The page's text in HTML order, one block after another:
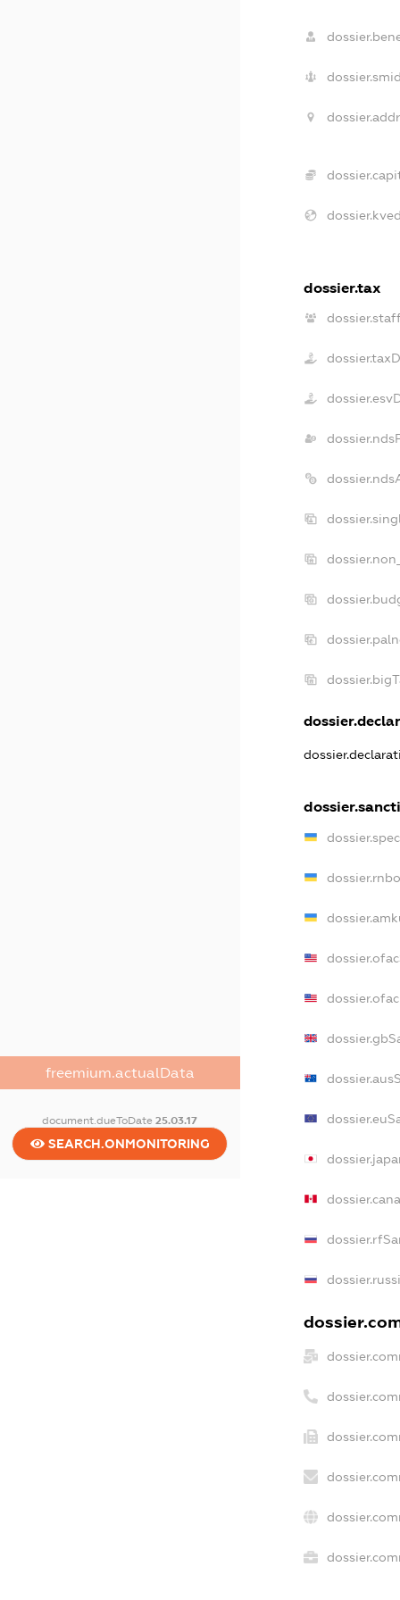
freemium.actualData
document.dueToDate25.03.17
SEARCH.ONMONITORING
dossier.tax
dossier.staff